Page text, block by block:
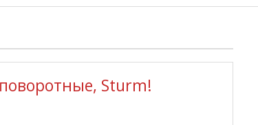
Sturm!